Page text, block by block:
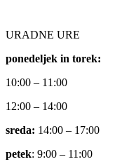
URADNE URE
ponedeljek in torek:
10:00 – 11:00
12:00 – 14:00
sreda: 14:00 – 17:00
petek: 9:00 – 11:00